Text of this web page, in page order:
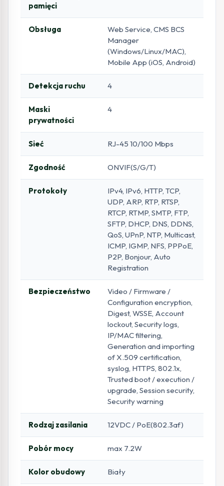
pamięci
Obsługa
Web Service, CMS BCS
Manager
(Windows/Linux/MAC),
Mobile App (iOS, Android)
Detekcja ruchu 4
Maski
prywatności
4
Sieć RJ-45 10/100 Mbps
Zgodność ONVIF(S/G/T)
Protokoły
IPv4, IPv6, HTTP, TCP,
UDP, ARP, RTP, RTSP,
RTCP, RTMP, SMTP, FTP,
SFTP, DHCP, DNS, DDNS,
QoS, UPnP, NTP, Multicast,
ICMP, IGMP, NFS, PPPoE,
P2P, Bonjour, Auto
Registration
Bezpieczeństwo
Video / Firmware /
Configuration encryption,
Digest, WSSE, Account
lockout, Security logs,
IP/MAC filtering,
Generation and importing
of X.509 certification,
syslog, HTTPS, 802.1x,
Trusted boot / execution /
upgrade, Session security,
Security warning
Rodzaj zasilania 12VDC / PoE(802.3af)
Pobór mocy max 7.2W
Kolor obudowy Biały